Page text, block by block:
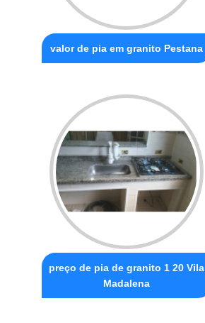
valor de pia em granito Pestana
preço de pia de granito 1 20 Vila
Madalena